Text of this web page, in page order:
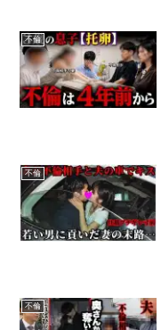
不倫
不倫
不倫